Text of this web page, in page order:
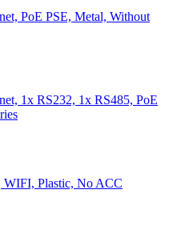
PoE PSE, Metal, Without
1x RS232, 1x RS485, PoE
WIFI, Plastic, No ACC